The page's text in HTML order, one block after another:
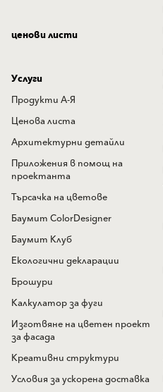
ценови листи
Услуги
Продукти А-Я
Ценова листа
Архитектурни детайли
Приложения в помощ на
проектанта
Търсачка на цветове
Баумит ColorDesigner
Баумит Клуб
Екологични декларации
Брошури
Калкулатор за фуги
Изготвяне на цветен проект
за фасада
Креативни структури
Условия за ускорена доставка